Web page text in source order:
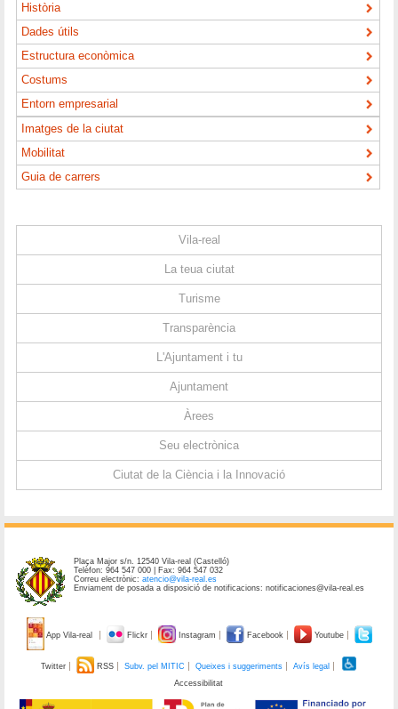
Història
Dades útils
Estructura econòmica
Costums
Entorn empresarial
Imatges de la ciutat
Mobilitat
Guia de carrers
Vila-real
La teua ciutat
Turisme
Transparència
L'Ajuntament i tu
Ajuntament
Àrees
Seu electrònica
Ciutat de la Ciència i la Innovació
Plaça Major s/n. 12540 Vila-real (Castelló)
Telèfon: 964 547 000 | Fax: 964 547 032
Correu electrònic:atencio@vila-real.es
Enviament de posada a disposició de notificacions: notificaciones@vila-real.es
App Vila-real Flickr Instagram Facebook Youtube
Twitter RSS Subv. pel MITIC Queixes i suggeriments
Avís legal
Accessibilitat